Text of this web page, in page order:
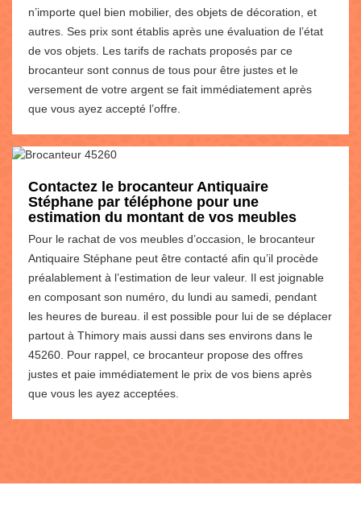
n’importe quel bien mobilier, des objets de décoration, et
autres. Ses prix sont établis après une évaluation de l’état
de vos objets. Les tarifs de rachats proposés par ce
brocanteur sont connus de tous pour être justes et le
versement de votre argent se fait immédiatement après
que vous ayez accepté l’offre.
Contactez le brocanteur Antiquaire
Stéphane par téléphone pour une
estimation du montant de vos meubles
Pour le rachat de vos meubles d’occasion, le brocanteur
Antiquaire Stéphane peut être contacté afin qu’il procède
préalablement à l’estimation de leur valeur. Il est joignable
en composant son numéro, du lundi au samedi, pendant
les heures de bureau. il est possible pour lui de se déplacer
partout à Thimory mais aussi dans ses environs dans le
45260. Pour rappel, ce brocanteur propose des offres
justes et paie immédiatement le prix de vos biens après
que vous les ayez acceptées.